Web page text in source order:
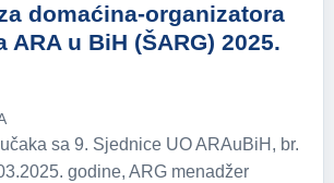
domaćina-organizatora
ARA u BiH (ŠARG) 2025.
sa 9. Sjednice UO ARAuBiH, br.
godine, ARG menadžer